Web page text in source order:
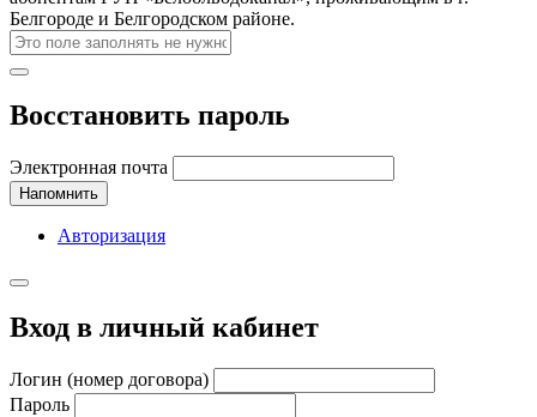
Белгороде и Белгородском районе.
Восстановить пароль
Электронная почта
Напомнить
Авторизация
Вход в личный кабинет
Логин (номер договора)
Пароль